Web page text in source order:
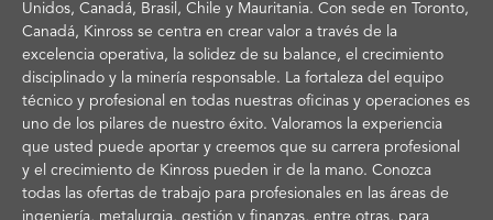
Unidos, Canadá, Brasil, Chile y Mauritania. Con sede en Toronto,
Canadá, Kinross se centra en crear valor a través de la
excelencia operativa, la solidez de su balance, el crecimiento
disciplinado y la minería responsable. La fortaleza del equipo
técnico y profesional en todas nuestras oficinas y operaciones es
uno de los pilares de nuestro éxito. Valoramos la experiencia
que usted puede aportar y creemos que su carrera profesional
y el crecimiento de Kinross pueden ir de la mano. Conozca
todas las ofertas de trabajo para profesionales en las áreas de
ingeniería, metalurgia, gestión y finanzas, entre otras, para